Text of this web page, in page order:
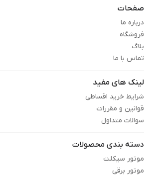
صفحات
درباره ما
فروشگاه
بلاگ
تماس با ما
لینک های مفید
شرایط خرید اقساطی
قوانین و مقررات
سوالات متداول
دسته بندی محصولات
موتور سیکلت
موتور برقی